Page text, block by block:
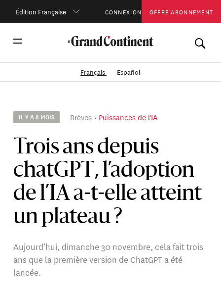
Édition Française CONNEXION OFFRE ABONNEMENT
Français Español
IL Y A 8 MOIS Brèves Puissances de l'IA
Trois ans depuis
chatGPT, l’adoption
de l’IA a-t-elle atteint
un plateau ?
Aujourd’hui, dimanche 30 novembre, cela fait trois
ans que la première version de ChatGPT a été
lancée.